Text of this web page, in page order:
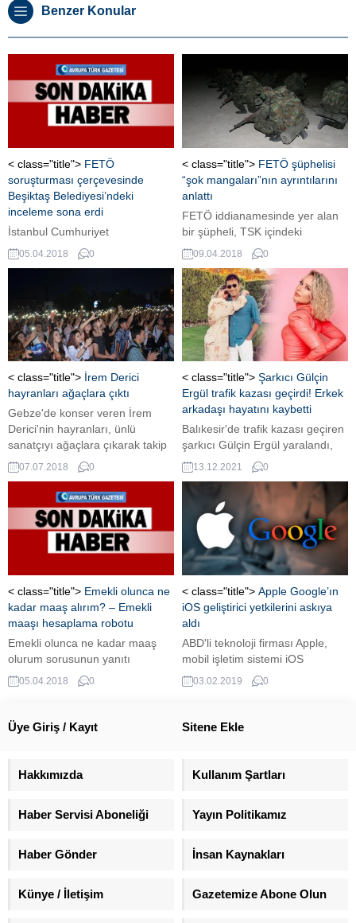
Benzer Konular
< class="title"> FETÖ
soruşturması çerçevesinde
Beşiktaş Belediyesi’ndeki
inceleme sona erdi
İstanbul Cumhuriyet
Başsavcılığı’nın Beşiktaş
Belediyesi’ne yönelik olarak
kapsamında sabah saatlerinde
başlayan incelemeler sona erdi.
05.04.2018 0
< class="title"> FETÖ şüphelisi
“şok mangaları”nın ayrıntılarını
anlattı
FETÖ iddianamesinde yer alan
bir şüpheli, TSK içindeki
FETÖ’cülerin kendilerinden
olmayan askerlere “şok
mangaları” denilen eğitim adı
altında nasıl işkence ettiklerini
anlattı Ankara Cumhuriyet
Başsavcılığı’nca hazırlanan bir
iddianame, Türk Silahlı
Kuvvetleri ( TSK) içindeki
FETÖ’cülerin kendilerinden
olmayan ya da örgütten
kopmaya çalışan askerlere “şok
mangaları” denilen eğitim adı
altında nasıl...
09.04.2018 0
< class="title"> İrem Derici
hayranları ağaçlara çıktı
Gebze'de konser veren İrem
Derici'nin hayranları, ünlü
sanatçıyı ağaçlara çıkarak takip
etti.07.07.2018 0
< class="title"> Şarkıcı Gülçin
Ergül trafik kazası geçirdi! Erkek
arkadaşı hayatını kaybetti
Balıkesir'de trafik kazası geçiren
şarkıcı Gülçin Ergül yaralandı,
erkek arkadaşı yaşamını yitirdi.
13.12.2021 0
< class="title"> Emekli olunca ne
kadar maaş alırım? – Emekli
maaşı hesaplama robotu
Emekli olunca ne kadar maaş
olurum sorusunun yanıtı
milyonlarca vatandaş tarafından
merakla araştırılan konular
korumaya devam ediyor.
ne kadar maaş alınacağı çoğu
maaş alırım? İşte, emekli maaşı
05.04.2018 0
< class="title"> Apple Google’ın
iOS geliştirici yetkilerini askıya
aldı
ABD'li teknoloji firması Apple,
mobil işletim sistemi iOS
üzerindeki bazı kurumsal mobil
uygulamaların dağıtımı ve
kuralları ihlal ettiği gerekçesiyle
03.02.2019 0
Üye Giriş / Kayıt Sitene Ekle
Hakkımızda Kullanım Şartları
Haber Servisi Aboneliği Yayın Politikamız
Haber Gönder İnsan Kaynakları
Künye / İletişim Gazetemize Abone Olun